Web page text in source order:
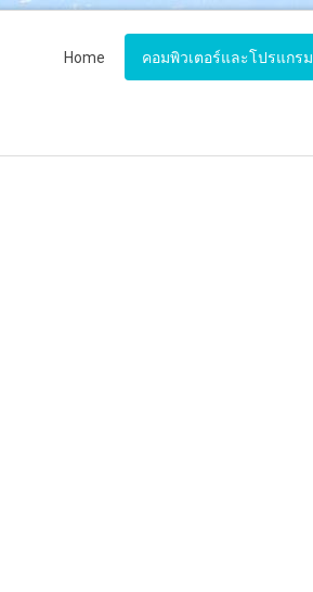
Home คอมพิวเตอร์และโปรแกรม